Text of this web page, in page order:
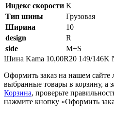
Индекс скорости K
Тип шины
Грузовая
Ширина
10
design
R
side
M+S
Шина Kama 10,00R20 149/146K
Оформить заказ на нашем сайте
выбранные товары в корзину, а
Корзина, проверьте
нажмите кнопку «Оформить